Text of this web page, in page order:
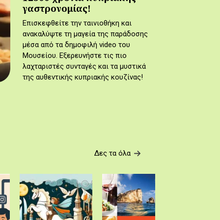
γαστρονομίας!
Επισκεφθείτε την ταινιοθήκη και
ανακαλύψτε τη μαγεία της παράδοσης
μέσα από τα δημοφιλή video του
Μουσείου. Εξερευνήστε τις πιο
λαχταριστές συνταγές και τα μυστικά
της αυθεντικής κυπριακής κουζίνας!
Δες τα όλα